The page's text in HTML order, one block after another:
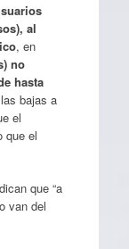
al
, en
no
hasta
bajas a
el
que el
que “a
van del